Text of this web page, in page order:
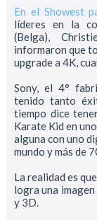
En el Showest
líderes en la
(Belga),
informaron que
upgrade a 4K,
Sony, el 4°
tenido tanto
tiempo dice
Karate Kid en
alguna con uno
mundo y más de
La realidad es
logra una
y 3D.